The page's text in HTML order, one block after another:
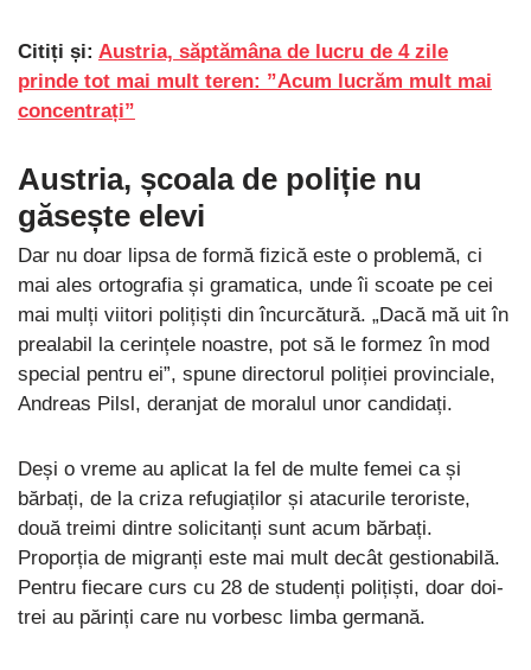
Citiți și: Austria, săptămâna de lucru de 4 zile
prinde tot mai mult teren: ”Acum lucrăm mult mai
concentrați”
Austria, școala de poliție nu
găsește elevi
Dar nu doar lipsa de formă fizică este o problemă, ci
mai ales ortografia și gramatica, unde îi scoate pe cei
mai mulți viitori polițiști din încurcătură. „Dacă mă uit în
prealabil la cerințele noastre, pot să le formez în mod
special pentru ei”, spune directorul poliției provinciale,
Andreas Pilsl, deranjat de moralul unor candidați.
Deși o vreme au aplicat la fel de multe femei ca și
bărbați, de la criza refugiaților și atacurile teroriste,
două treimi dintre solicitanți sunt acum bărbați.
Proporția de migranți este mai mult decât gestionabilă.
Pentru fiecare curs cu 28 de studenți polițiști, doar doi-
trei au părinți care nu vorbesc limba germană.